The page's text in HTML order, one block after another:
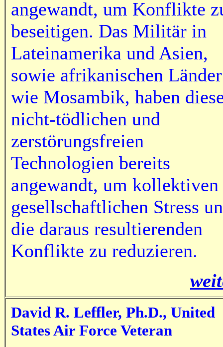
angewandt, um Konflikte
beseitigen. Das Militär in
Lateinamerika und Asien,
sowie afrikanischen Länder
wie Mosambik, haben
nicht-tödlichen und
zerstörungsfreien
Technologien bereits
angewandt, um kollektiven
gesellschaftlichen Stress
die daraus resultierenden
Konflikte zu reduzieren.
David R. Leffler, Ph.D., United
States Air Force Veteran